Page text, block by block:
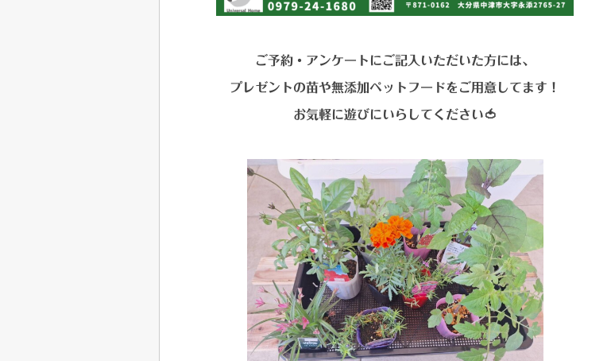
ご予約・アンケートにご記入いただいた方には、
プレゼントの苗や無添加ペットフードをご用意してます！
お気軽に遊びにいらしてください🍅